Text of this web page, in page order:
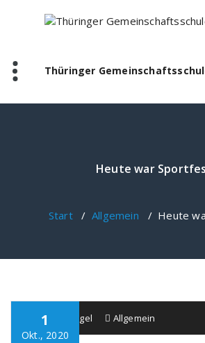
Thüringer
Heute war
Start/Allgemein / Heute
1
Okt., 2020
Schule Bürgel Allgemein